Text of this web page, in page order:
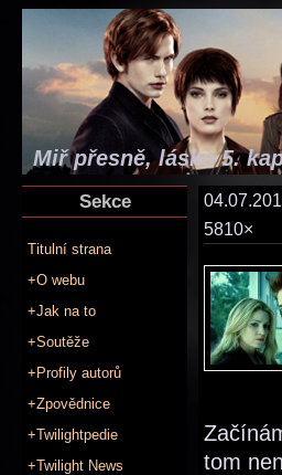
Miř přesně, lásko 5.
Sekce
Titulní strana
+O webu
+Jak na to
+Soutěže
+Profily autorů
+Zpovědnice
+Twilightpedie
+Twilight News
5810×
tom